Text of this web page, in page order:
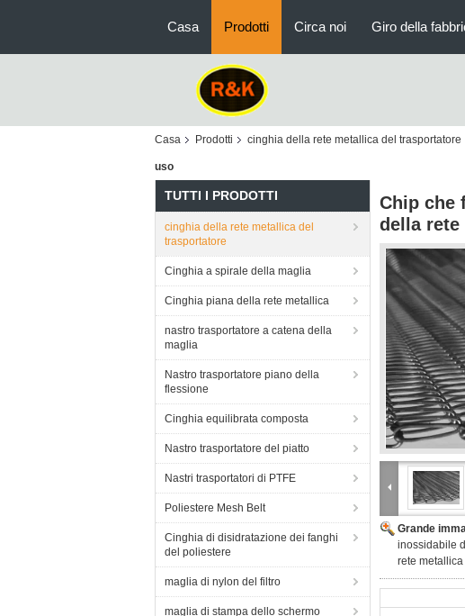
Casa Prodotti Circa noi Giro della
Casa Prodotti cinghia della rete metallica del trasportatore
uso
TUTTI I PRODOTTI
cinghia della rete metallica del
trasportatore
Cinghia a spirale della maglia
Cinghia piana della rete metallica
nastro trasportatore a catena della
maglia
Nastro trasportatore piano della
flessione
Cinghia equilibrata composta
Nastro trasportatore del piatto
Nastri trasportatori di PTFE
Poliestere Mesh Belt
Cinghia di disidratazione dei fanghi
del poliestere
maglia di nylon del filtro
maglia di stampa dello schermo
Chip che
della
Grande
inossidabile
rete